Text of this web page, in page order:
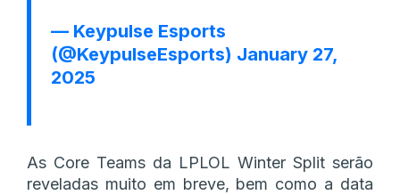
— Keypulse Esports
(@KeypulseEsports) January 27,
2025
As Core Teams da LPLOL Winter Split serão
reveladas muito em breve, bem como a data